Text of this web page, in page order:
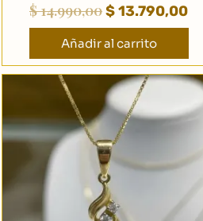
$14.990,00$13.790,00
Añadir al carrito